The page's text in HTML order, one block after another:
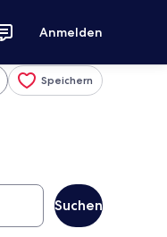
Anmelden
Speichern
Suchen